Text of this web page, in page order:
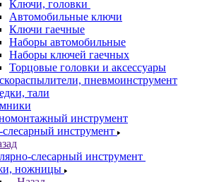
Ключи, головки
Автомобильные ключи
Ключи гаечные
Наборы автомобильные
Наборы ключей гаечных
Торцовые головки и аксессуары
пневмоинструмент
тали
инструмент
инструмент
слесарный инструмент
ножницы